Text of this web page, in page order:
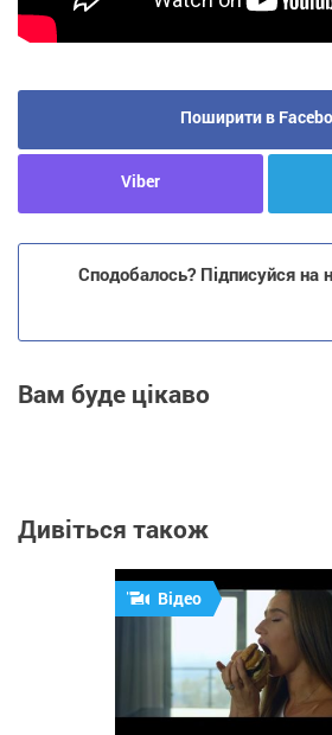
Поширити в
Viber
Сподобалось? Підписуйся на
Вам буде цікаво
Дивіться також
Відео